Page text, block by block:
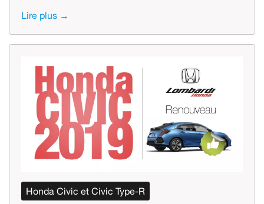
Lire plus →
Honda Civic et Civic Type-R